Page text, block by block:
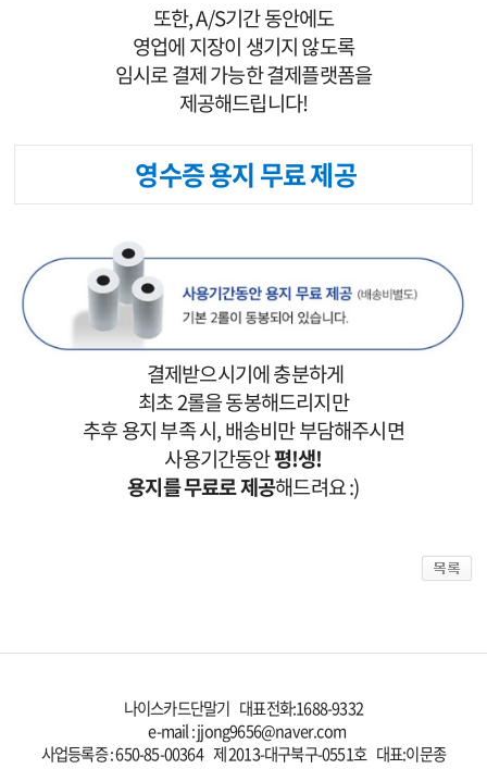
또한, A/S기간 동안에도
영업에 지장이 생기지 않도록
임시로 결제 가능한 결제플랫폼을
제공해드립니다!
영수증 용지 무료 제공
결제받으시기에 충분하게
최초 2롤을 동봉해드리지만
추후 용지 부족 시, 배송비만 부담해주시면
사용기간동안평!생!
용지를 무료로 제공해드려요 :)
나이스카드단말기 대표전화:1688-9332
e-mail : jjong9656@naver.com
사업등록증 : 650-85-00364 제 2013-대구북구-0551호 대표:이문종